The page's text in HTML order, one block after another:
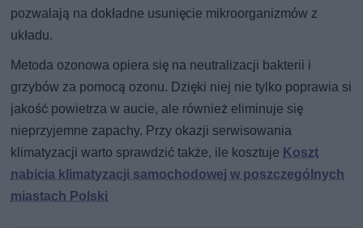
pozwalają na dokładne usunięcie mikroorganizmów z
układu.
Metoda ozonowa opiera się na neutralizacji bakterii i
grzybów za pomocą ozonu. Dzięki niej nie tylko poprawia się
jakość powietrza w aucie, ale również eliminuje się
nieprzyjemne zapachy. Przy okazji serwisowania
klimatyzacji warto sprawdzić także, ile kosztuje Koszt
nabicia klimatyzacji samochodowej w poszczególnych
miastach Polski